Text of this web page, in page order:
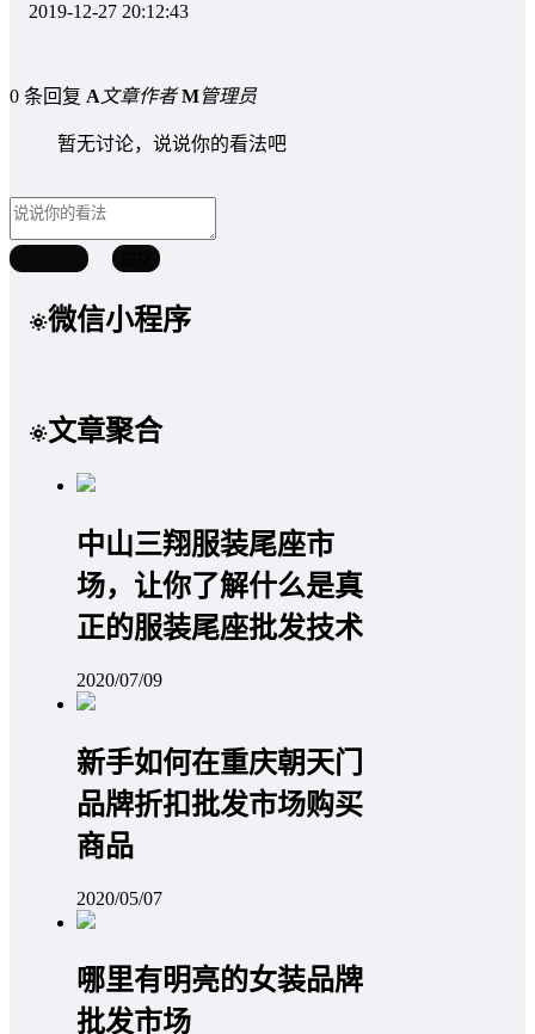
2019-12-27 20:12:43
0 条回复 A 文章作者 M管理员
暂无讨论，说说你的看法吧
微信小程序
文章聚合
中山三翔服装尾座市
场，让你了解什么是真
正的服装尾座批发技术
2020/07/09
新手如何在重庆朝天门
品牌折扣批发市场购买
商品
2020/05/07
哪里有明亮的女装品牌
批发市场